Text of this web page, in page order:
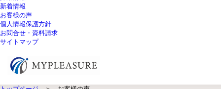
新着情報
お客様の声
個人情報保護方針
お問合せ・資料請求
サイトマップ